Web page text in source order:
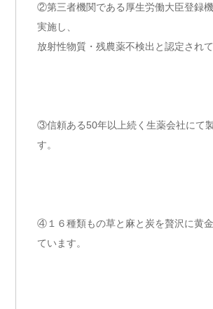
②第三者機関である厚生労働大臣登録
実施し、
放射性物質・残農薬不検出と認定されて
③信頼ある50年以上続く生薬会社にて
す。
④１６種類もの草と麻と炭を贅沢に黄
ています。